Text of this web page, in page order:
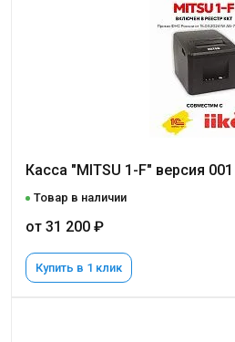
Касса "MITSU 1-F" версия 001
Товар в наличии
от 31 200 ₽
Купить в 1 клик